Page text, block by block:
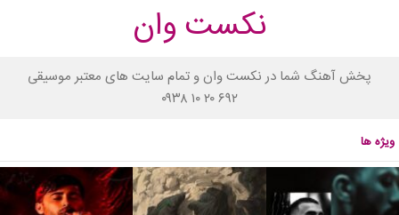
نکست وان
پخش آهنگ شما در نکست وان و تمام سایت های معتبر موسیقی
۰۹۳۸ ۱۰ ۲۰ ۶۹۲
ویژه ها